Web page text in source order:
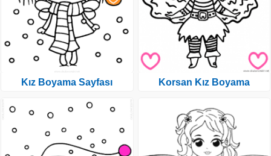
Kız Boyama Sayfası Korsan Kız Boyama